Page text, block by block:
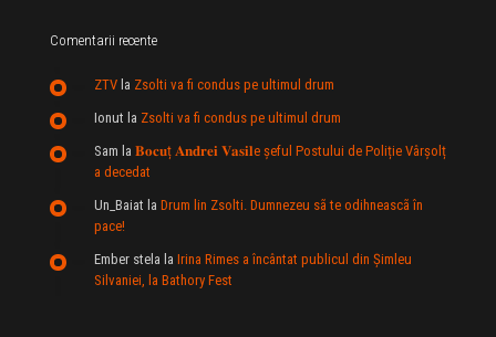
Comentarii recente
ZTV la Zsolti va fi condus pe ultimul drum
Ionut la Zsolti va fi condus pe ultimul drum
Sam la 𝐁𝐨𝐜𝐮ț 𝐀𝐧𝐝𝐫𝐞𝐢 𝐕𝐚𝐬𝐢𝐥e şeful Postului de Poliție Vârșolț
a decedat
Un_Baiat la Drum lin Zsolti. Dumnezeu sã te odihneascã în
pace!
Ember stela la Irina Rimes a încântat publicul din Şimleu
Silvaniei, la Bathory Fest